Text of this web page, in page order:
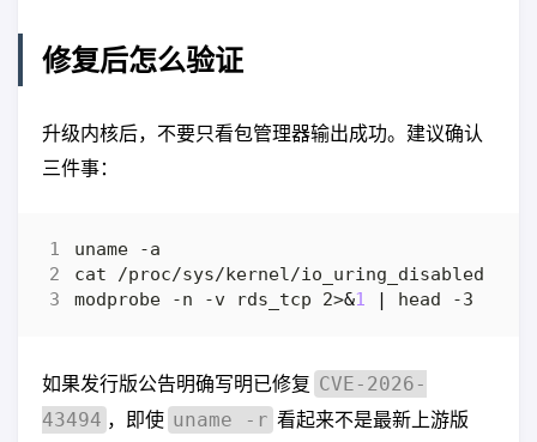
修复后怎么验证
升级内核后，不要只看包管理器输出成功。建议确认
三件事：
modprobe -n -v rds_tcp 2>&1 |
如果发行版公告明确写明已修复 CVE-2026-
43494 ，即使 uname -r 看起来不是最新上游版